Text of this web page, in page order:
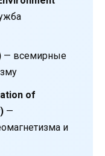
— всемирные
of
—
и